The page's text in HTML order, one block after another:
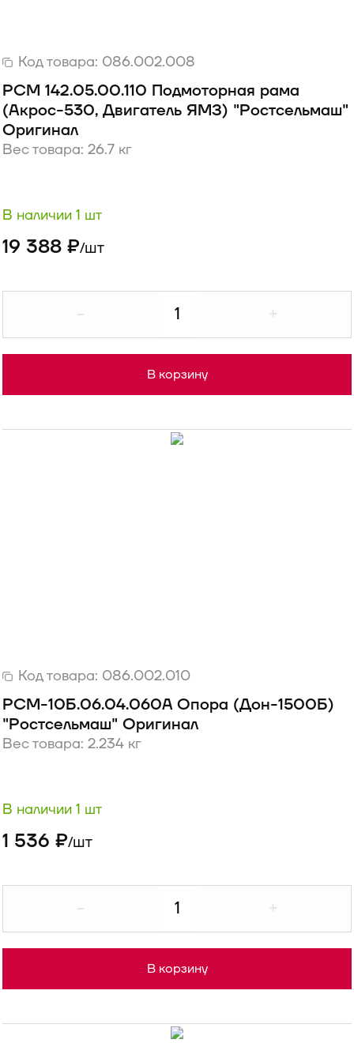
Код товара: 086.002.008
РСМ 142.05.00.110 Подмоторная рама
(Акрос-530, Двигатель ЯМЗ) "Ростсельмаш"
Оригинал
Вес товара: 26.7 кг
В наличии 1 шт
19 388 ₽/шт
В корзину
Код товара: 086.002.010
РСМ-10Б.06.04.060А Опора (Дон-1500Б)
"Ростсельмаш" Оригинал
Вес товара: 2.234 кг
В наличии 1 шт
1 536 ₽/шт
В корзину